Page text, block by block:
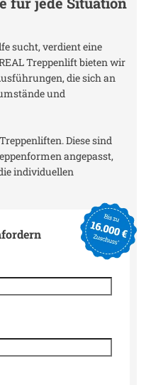
sucht, verdient eine
Treppenlift bieten wir
die sich an
und
Diese sind
angepasst,
individuellen